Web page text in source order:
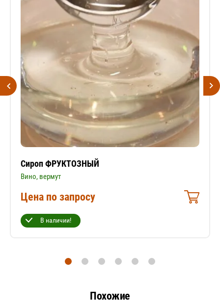
Сироп ФРУКТОЗНЫЙ
Вино, вермут
Цена по запросу
В наличии!
Похожие